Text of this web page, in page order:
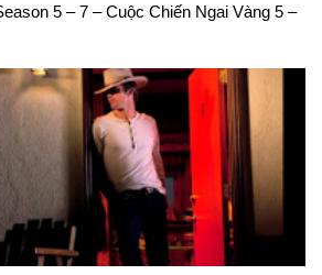
5 – 7 – Cuộc Chiến Ngai Vàng 5 –